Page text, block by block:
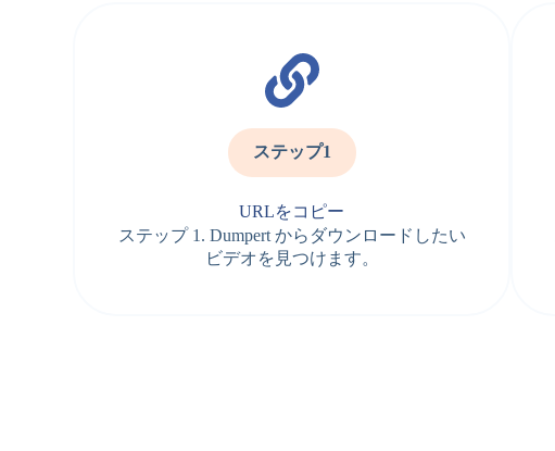
ステップ1
URLをコピー
ステップ 1. Dumpert からダウンロードしたい
ビデオを見つけます。